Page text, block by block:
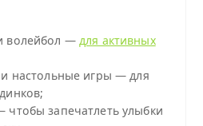
волейбол —для активных
настольные игры — для
чтобы запечатлеть улыбки